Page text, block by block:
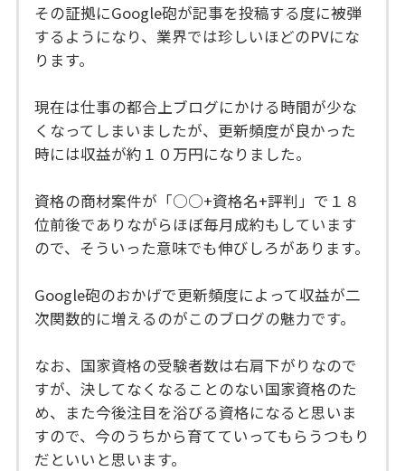
その証拠にGoogle砲が記事を投稿する度に被弾
するようになり、業界では珍しいほどのPVにな
ります。
現在は仕事の都合上ブログにかける時間が少な
くなってしまいましたが、更新頻度が良かった
時には収益が約１０万円になりました。
資格の商材案件が「○○+資格名+評判」で１８
位前後でありながらほぼ毎月成約もしています
ので、そういった意味でも伸びしろがあります。
Google砲のおかげで更新頻度によって収益が二
次関数的に増えるのがこのブログの魅力です。
なお、国家資格の受験者数は右肩下がりなので
すが、決してなくなることのない国家資格のた
め、また今後注目を浴びる資格になると思いま
すので、今のうちから育てていってもらうつもり
だといいと思います。